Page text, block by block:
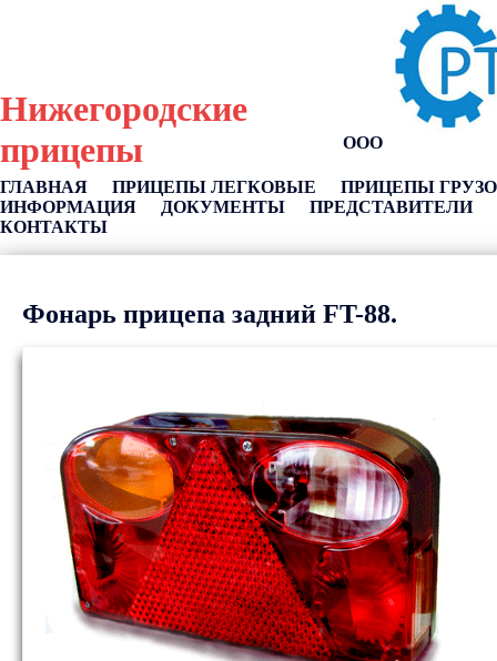
Нижегородские
прицепы
ООО
ГЛАВНАЯ ПРИЦЕПЫ ЛЕГКОВЫЕ
ПРИЦЕПЫ
ИНФОРМАЦИЯ
ДОКУМЕНТЫ
ПРЕДСТАВИТЕЛИ
КОНТАКТЫ
Фонарь прицепа задний FT-88.